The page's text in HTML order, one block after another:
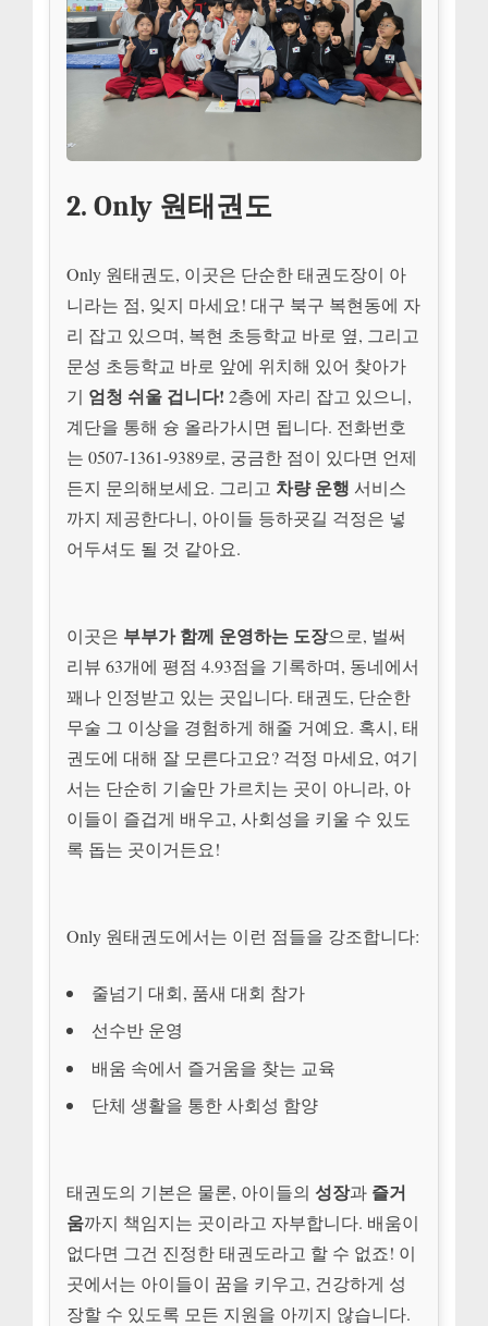
2. Only 원태권도
Only 원태권도, 이곳은 단순한 태권도장이 아
니라는 점, 잊지 마세요! 대구 북구 복현동에 자
리 잡고 있으며, 복현 초등학교 바로 옆, 그리고
문성 초등학교 바로 앞에 위치해 있어 찾아가
기 엄청 쉬울 겁니다! 2층에 자리 잡고 있으니,
계단을 통해 슝 올라가시면 됩니다. 전화번호
는 0507-1361-9389로, 궁금한 점이 있다면 언제
든지 문의해보세요. 그리고 차량 운행 서비스
까지 제공한다니, 아이들 등하굣길 걱정은 넣
어두셔도 될 것 같아요.
이곳은 부부가 함께 운영하는 도장으로, 벌써
리뷰 63개에 평점 4.93점을 기록하며, 동네에서
꽤나 인정받고 있는 곳입니다. 태권도, 단순한
무술 그 이상을 경험하게 해줄 거예요. 혹시, 태
권도에 대해 잘 모른다고요? 걱정 마세요, 여기
서는 단순히 기술만 가르치는 곳이 아니라, 아
이들이 즐겁게 배우고, 사회성을 키울 수 있도
록 돕는 곳이거든요!
Only 원태권도에서는 이런 점들을 강조합니다:
줄넘기 대회, 품새 대회 참가
선수반 운영
배움 속에서 즐거움을 찾는 교육
단체 생활을 통한 사회성 함양
태권도의 기본은 물론, 아이들의 성장과 즐거
움까지 책임지는 곳이라고 자부합니다. 배움이
없다면 그건 진정한 태권도라고 할 수 없죠! 이
곳에서는 아이들이 꿈을 키우고, 건강하게 성
장할 수 있도록 모든 지원을 아끼지 않습니다.